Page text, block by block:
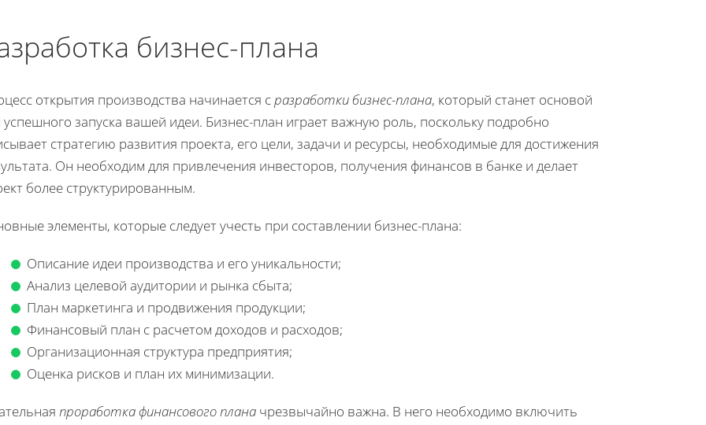
бизнес-плана
открытия производства начинается сразработки бизнес-плана, который станет основой
успешного запуска вашей идеи. Бизнес-план играет важную роль, поскольку подробно
стратегию развития проекта, его цели, задачи и ресурсы, необходимые для достижения
Он необходим для привлечения инвесторов, получения финансов в банке и делает
более структурированным.
элементы, которые следует учесть при составлении бизнес-плана:
Описание идеи производства и его уникальности;
Анализ целевой аудитории и рынка сбыта;
План маркетинга и продвижения продукции;
Финансовый план с расчетом доходов и расходов;
Организационная структура предприятия;
Оценка рисков и план их минимизации.
проработка финансового плана чрезвычайно важна. В него необходимо включить